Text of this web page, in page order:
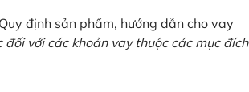
định sản phẩm, hướng dẫn cho vay
với các khoản vay thuộc các mục đích